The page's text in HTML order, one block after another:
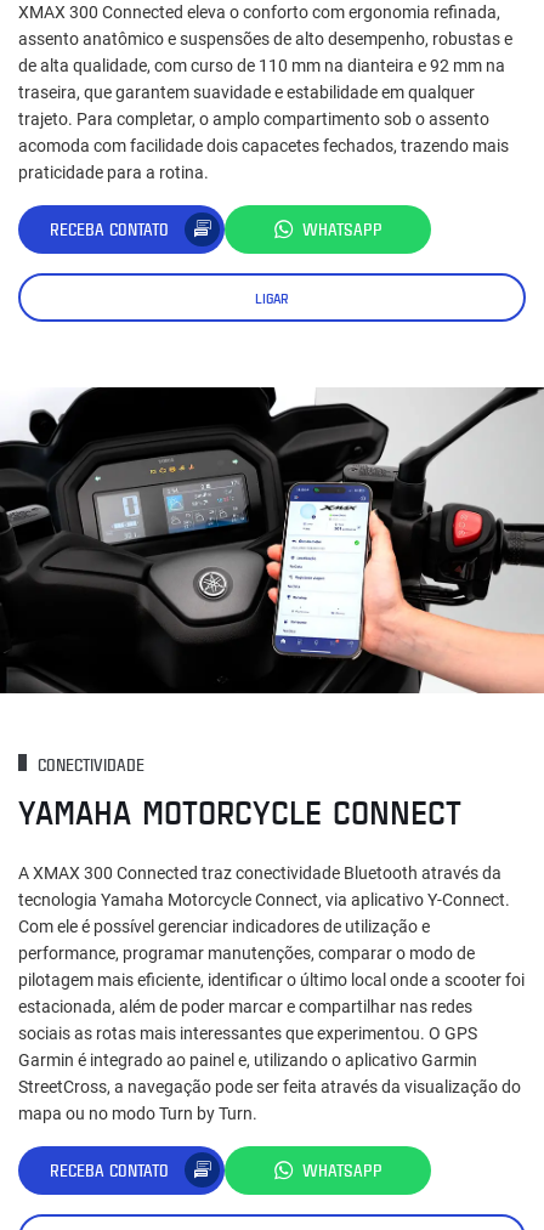
XMAX 300 Connected eleva o conforto com ergonomia refinada,
assento anatômico e suspensões de alto desempenho, robustas e
de alta qualidade, com curso de 110 mm na dianteira e 92 mm na
traseira, que garantem suavidade e estabilidade em qualquer
trajeto. Para completar, o amplo compartimento sob o assento
acomoda com facilidade dois capacetes fechados, trazendo mais
praticidade para a rotina.
RECEBA CONTATO WHATSAPP
LIGAR
CONECTIVIDADE
YAMAHA MOTORCYCLE CONNECT
A XMAX 300 Connected traz conectividade Bluetooth através da
tecnologia Yamaha Motorcycle Connect, via aplicativo Y-Connect.
Com ele é possível gerenciar indicadores de utilização e
performance, programar manutenções, comparar o modo de
pilotagem mais eficiente, identificar o último local onde a scooter foi
estacionada, além de poder marcar e compartilhar nas redes
sociais as rotas mais interessantes que experimentou. O GPS
Garmin é integrado ao painel e, utilizando o aplicativo Garmin
StreetCross, a navegação pode ser feita através da visualização do
mapa ou no modo Turn by Turn.
RECEBA CONTATO WHATSAPP